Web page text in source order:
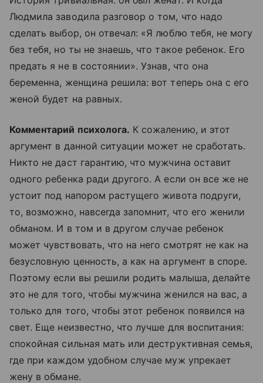
Людмила заводила разговор о том, что надо
сделать выбор, он отвечал: «Я люблю тебя, не могу
без тебя, но ты не знаешь, что такое ребенок. Его
предать я не в состоянии». Узнав, что она
беременна, женщина решила: вот теперь она с его
женой будет на равных.
Комментарий психолога. К сожалению, и этот
аргумент в данной ситуации может не сработать.
Никто не даст гарантию, что мужчина оставит
одного ребенка ради другого. А если он все же не
устоит под напором растущего живота подруги,
то, возможно, навсегда запомнит, что его женили
обманом. И в том и в другом случае ребенок
может чувствовать, что на него смотрят не как на
безусловную ценность, а как на аргумент в споре.
Поэтому если вы решили родить малыша, делайте
это не для того, чтобы мужчина женился на вас, а
только для того, чтобы этот ребенок появился на
свет. Еще неизвестно, что лучше для воспитания:
спокойная сильная мать или деструктивная семья,
где при каждом удобном случае муж упрекает
жену в обмане.